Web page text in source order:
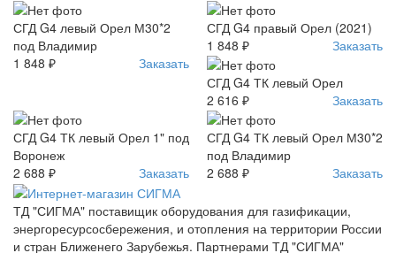
СГД G4 левый Орел М30*2
под Владимир
1 848 ₽
Заказать
СГД G4 правый Орел (2021)
1 848 ₽
Заказать
СГД G4 ТК левый Орел
2 616 ₽
Заказать
СГД G4 ТК левый Орел 1" под
Воронеж
2 688 ₽
Заказать
СГД G4 ТК левый Орел М30*2
под Владимир
2 688 ₽
Заказать
ТД "СИГМА" поставищик оборудования для газификации,
энергоресурсосбережения, и отопления на территории России
и стран Ближенего Зарубежья. Партнерами ТД "СИГМА"